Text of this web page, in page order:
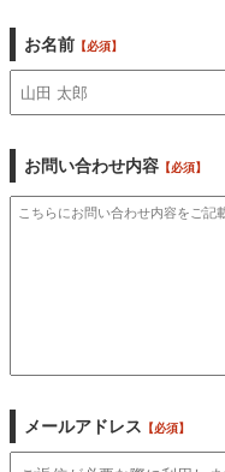
お名前 【必須】
お問い合わせ内容 【必須】
メールアドレス 【必須】